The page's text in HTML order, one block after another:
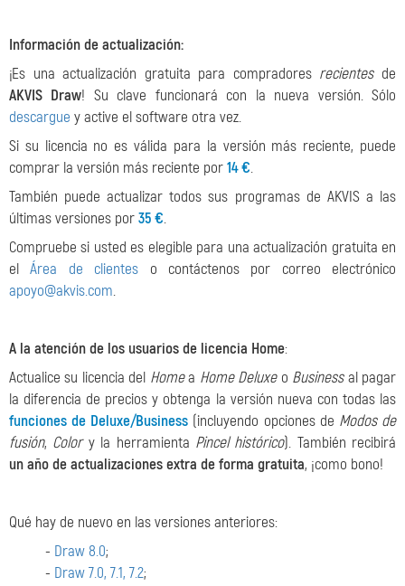
Información de actualización:
¡Es una actualización gratuita para compradores recientesde
AKVIS Draw! Su clave funcionará con la nueva versión. Sólo
descargue y active el software otra vez.
Si su licencia no es válida para la versión más reciente, puede
comprar la versión más reciente por14 €.
También puede actualizar todos sus programas de AKVIS a las
últimas versiones por35 €.
Compruebe si usted es elegible para una actualización gratuita en
elÁrea de clientes o contáctenos por correo electrónico
apoyo@akvis.com.
A la atención de los usuarios de licencia Home:
Actualice su licencia del Homea Home Deluxeo Businessal pagar
la diferencia de precios y obtenga la versión nueva con todas las
funciones de Deluxe/Business (incluyendo opciones de Modos de
fusión, Colory la herramienta Pincel histórico). También recibirá
un año de actualizaciones extra de forma gratuita, ¡como bono!
Qué hay de nuevo en las versiones anteriores:
- Draw 8.0;
- Draw 7.0, 7.1, 7.2;